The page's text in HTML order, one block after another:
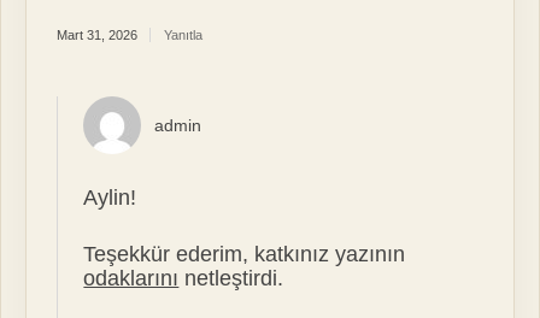
Mart 31, 2026 Yanıtla
admin
Aylin!
Teşekkür ederim, katkınız yazının
odaklarını netleştirdi.